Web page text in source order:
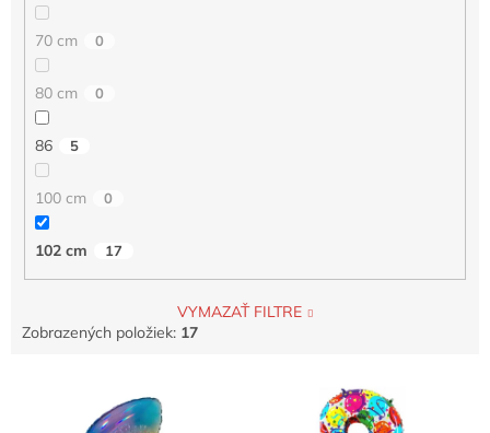
70 cm 0
80 cm 0
86 5
100 cm 0
102 cm 17
VYMAZAŤ FILTRE
Zobrazených položiek: 17